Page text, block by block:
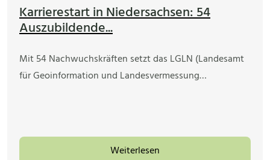
Karrierestart in Niedersachsen: 54
Auszubildende...
Mit 54 Nachwuchskräften setzt das LGLN (Landesamt
für Geoinformation und Landesvermessung…
Weiterlesen